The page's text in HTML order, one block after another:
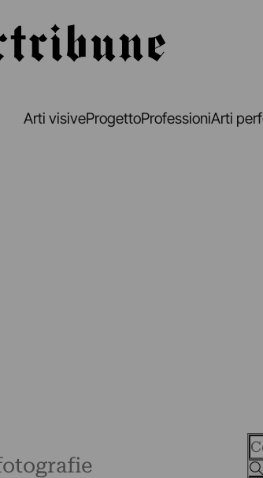
Arti visiveProgettoProfessioniArti